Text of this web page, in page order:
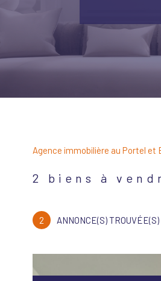
Agence immobilière au Portel et
2 biens à
2 ANNONCE(S)